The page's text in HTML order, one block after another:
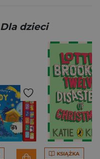
Dla dzieci
KSIĄŻKA